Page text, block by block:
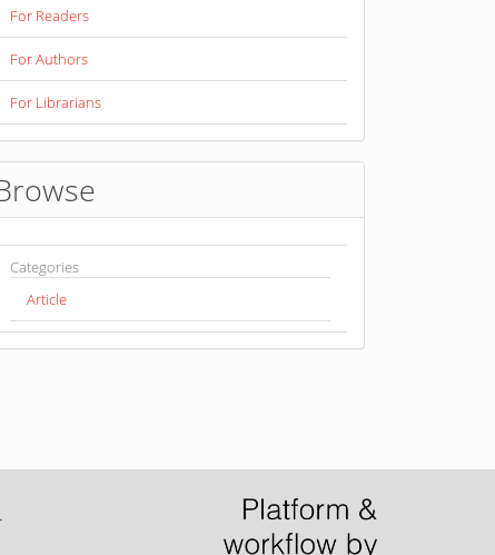
For Readers
For Authors
For Librarians
Categories
Article